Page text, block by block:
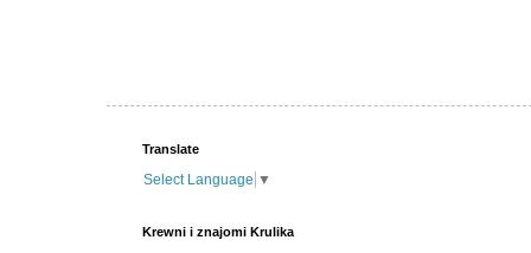
Translate
Select Language ▼
Krewni i znajomi Krulika